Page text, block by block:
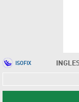
ISOFIX